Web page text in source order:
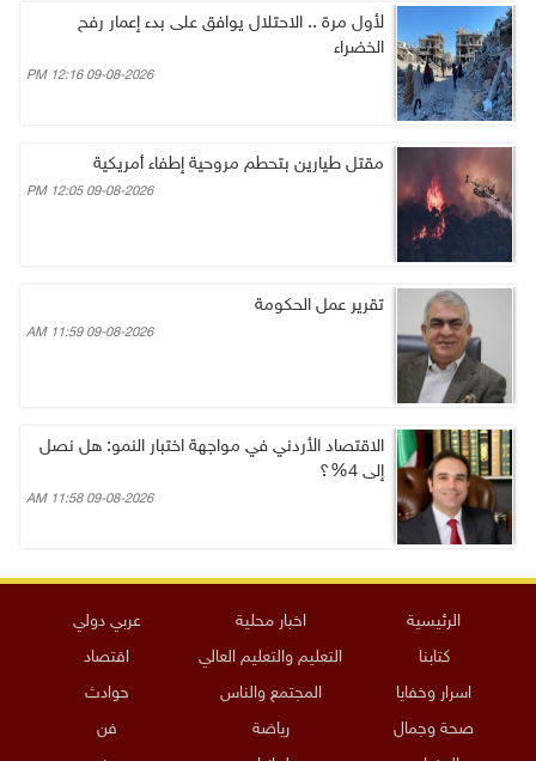
لأول مرة .. الاحتلال يوافق على بدء إعمار رفح
الخضراء
09-08-2026 12:16 PM
مقتل طيارين بتحطم مروحية إطفاء أمريكية
09-08-2026 12:05 PM
تقرير عمل الحكومة
09-08-2026 11:59 AM
الاقتصاد الأردني في مواجهة اختبار النمو: هل نصل
إلى 4%؟
09-08-2026 11:58 AM
الرئيسية اخبار محلية
عربي دولي
كتابنا
التعليم والتعليم العالي
اقتصاد
اسرار وخفايا
المجتمع والناس
حوادث
صحة وجمال
رياضة
فن